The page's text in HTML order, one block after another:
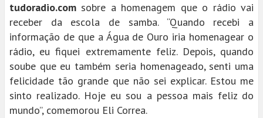
tudoradio.com sobre a homenagem que o rádio vai
receber da escola de samba. “Quando recebi a
informação de que a Água de Ouro iria homenagear o
rádio, eu fiquei extremamente feliz. Depois, quando
soube que eu também seria homenageado, senti uma
felicidade tão grande que não sei explicar. Estou me
sinto realizado. Hoje eu sou a pessoa mais feliz do
mundo”, comemorou Eli Correa.